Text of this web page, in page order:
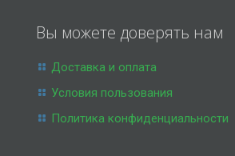
Вы можете доверять нам
Доставка и оплата
Условия пользования
Политика конфиденциальности